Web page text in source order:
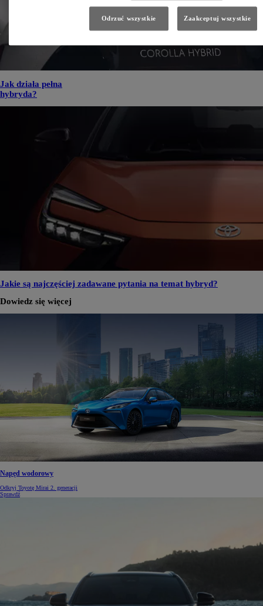
Jak działa pełna
hybryda?
Jakie są najczęściej zadawane pytania na temat hybryd?
Dowiedz się więcej
Napęd wodorowy
Odkryj Toyotę Mirai 2. generacji
Sprawdź
Odrzuć wszystkie Zaakceptuj wszystkie